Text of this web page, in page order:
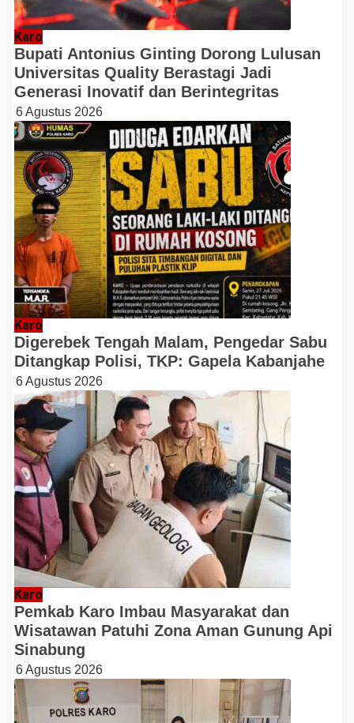
Karo
Bupati Antonius Ginting Dorong Lulusan
Universitas Quality Berastagi Jadi
Generasi Inovatif dan Berintegritas
6 Agustus 2026
Karo
Digerebek Tengah Malam, Pengedar Sabu
Ditangkap Polisi, TKP: Gapela Kabanjahe
6 Agustus 2026
Karo
Pemkab Karo Imbau Masyarakat dan
Wisatawan Patuhi Zona Aman Gunung Api
Sinabung
6 Agustus 2026